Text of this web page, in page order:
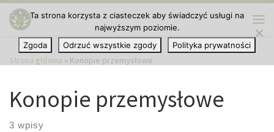
Przejdź do treści
Strona główna » Konopie przemysłowe
Konopie przemysłowe
3 wpisy
Ta strona korzysta z ciasteczek aby świadczyć usługi na
najwyższym poziomie.
Zgoda
Odrzuć wszystkie zgody Polityka prywatności